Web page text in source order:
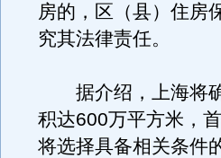
房的，区（县）住房
究其法律责任。
据介绍，上海将确
积达600万平方米，
将选择具备相关条件